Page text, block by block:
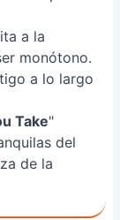
a la
monótono.
a lo largo
Take"
del
de la